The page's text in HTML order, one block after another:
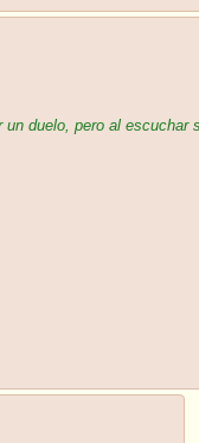
duelo, pero al escuchar